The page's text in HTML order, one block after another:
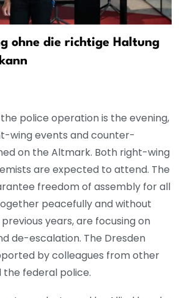
ohne die richtige Haltung
police operation is the evening,
wing events and counter-
on the Altmark. Both right-wing
are expected to attend. The
freedom of assembly for all
peacefully and without
years, are focusing on
de-escalation. The Dresden
by colleagues from other
federal police.